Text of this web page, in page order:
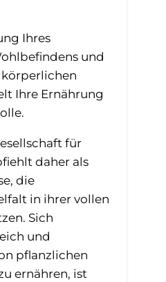
Ihres
und
Ihre Ernährung
für
daher als
die
in ihrer vollen
Sich
und
pflanzlichen
ernähren, ist